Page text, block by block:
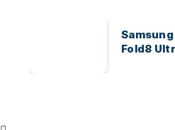
Samsung
Fold8